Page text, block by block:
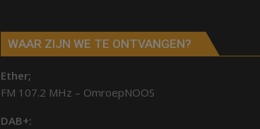
WAAR ZIJN WE TE ONTVANGEN?
Ether;
FM 107.2 MHz – OmroepNOOS
DAB+: